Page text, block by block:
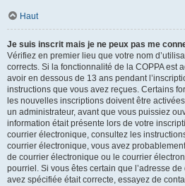
Haut
Je suis inscrit mais je ne peux pas me
Vérifiez en premier lieu que votre nom
corrects. Si la fonctionnalité de la COPPA est
avoir en dessous de 13 ans pendant
instructions que vous avez reçues. Certains
les nouvelles inscriptions doivent être
un administrateur, avant que vous puissiez
information était présente lors de votre
courrier électronique, consultez les
courrier électronique, vous avez
de courrier électronique ou le courrier
pourriel. Si vous êtes certain que l’adresse
avez spécifiée était correcte, essayez de